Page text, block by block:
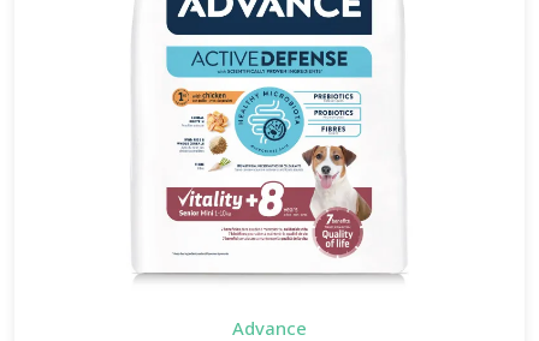
Advance